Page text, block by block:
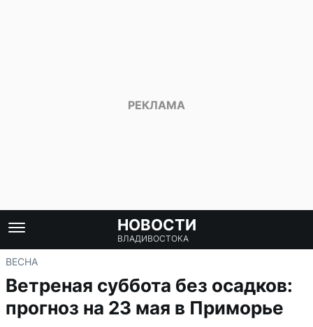
НОВОСТИ
ВЛАДИВОСТОКА
ВЕСНА
Ветреная суббота без осадков:
прогноз на 23 мая в Приморье